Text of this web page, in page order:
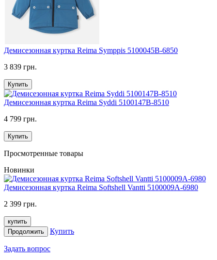
Демисезонная куртка Reima Symppis 5100045B-6850
3 839 грн.
Купить
Демисезонная куртка Reima Syddi 5100147B-8510
4 799 грн.
Купить
Просмотренные товары
Новинки
Демисезонная куртка Reima Softshell Vantti 5100009A-6980
2 399 грн.
купить
Продолжить
Купить
Задать вопрос